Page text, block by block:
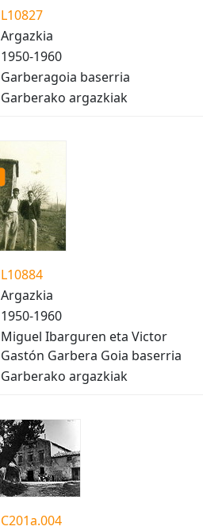
L10827
Argazkia
1950-1960
Garberagoia baserria
Garberako argazkiak
L10884
Argazkia
1950-1960
Miguel Ibarguren eta Victor
Gastón Garbera Goia baserria
Garberako argazkiak
C201a.004